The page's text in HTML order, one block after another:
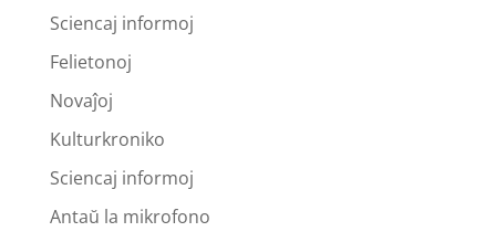
Sciencaj informoj
Felietonoj
Novaĵoj
Kulturkroniko
Sciencaj informoj
Antaŭ la mikrofono